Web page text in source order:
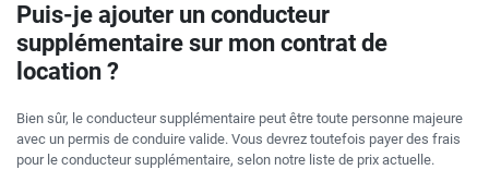
Puis-je ajouter un conducteur
supplémentaire sur mon contrat de
location ?
Bien sûr, le conducteur supplémentaire peut être toute personne majeure
avec un permis de conduire valide. Vous devrez toutefois payer des frais
pour le conducteur supplémentaire, selon notre liste de prix actuelle.